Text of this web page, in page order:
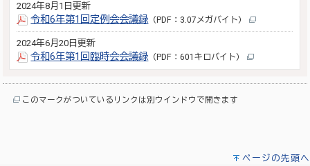
2024年8月1日更新
令和6年第1回定例会会議録 （PDF：3.07メガバイト）
2024年6月20日更新
令和6年第1回臨時会会議録 （PDF：601キロバイト）
このマークがついているリンクは別ウインドウで開きます
ページの先頭へ